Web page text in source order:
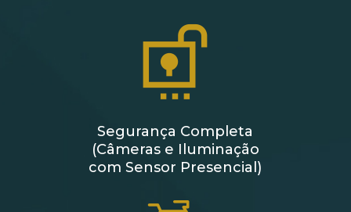
Segurança Completa
(Câmeras e Iluminação
com Sensor Presencial)